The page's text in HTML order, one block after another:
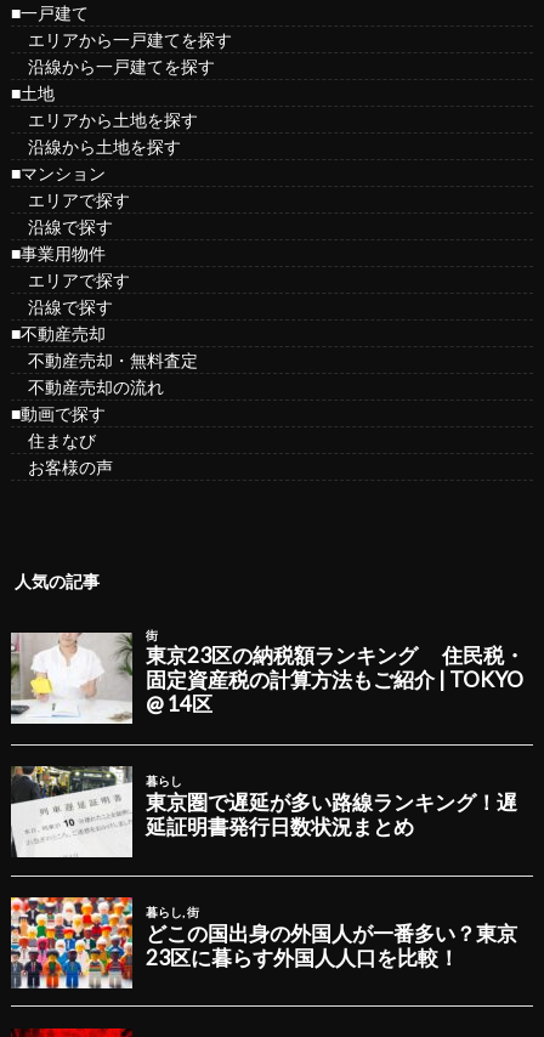
■一戸建て
エリアから一戸建てを探す
沿線から一戸建てを探す
■土地
エリアから土地を探す
沿線から土地を探す
■マンション
エリアで探す
沿線で探す
■事業用物件
エリアで探す
沿線で探す
■不動産売却
不動産売却・無料査定
不動産売却の流れ
■動画で探す
住まなび
お客様の声
人気の記事